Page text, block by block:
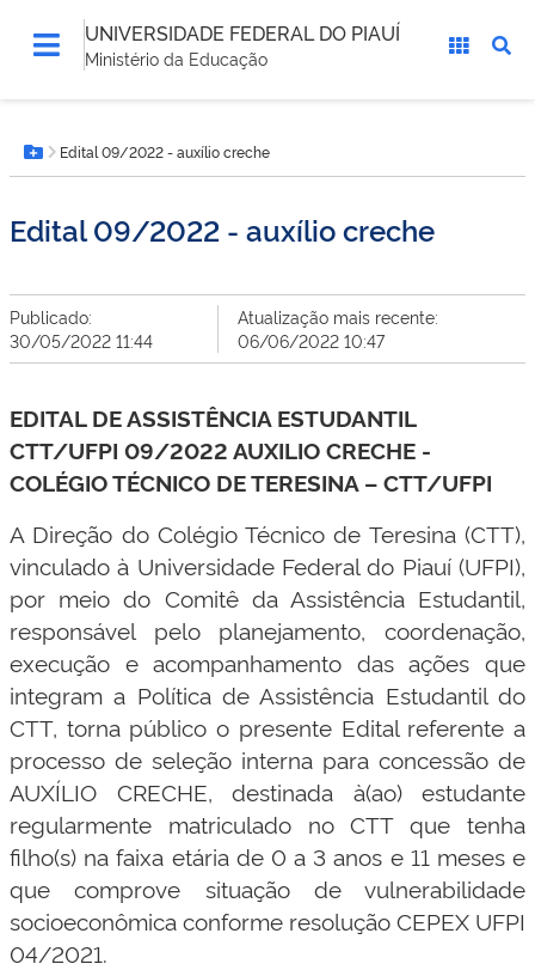
UNIVERSIDADE FEDERAL DO PIAUÍ
Ministério da Educação
está
aqui:Botão Menu
Edital 09/2022 - auxílio creche
Edital 09/2022 - auxílio creche
Publicado:
30/05/2022 11:44
Atualização mais recente:
06/06/2022 10:47
EDITAL DE ASSISTÊNCIA ESTUDANTIL
CTT/UFPI 09/2022 AUXILIO CRECHE -
COLÉGIO TÉCNICO DE TERESINA – CTT/UFPI
A Direção do Colégio Técnico de Teresina (CTT),
vinculado à Universidade Federal do Piauí (UFPI),
por meio do Comitê da Assistência Estudantil,
responsável pelo planejamento, coordenação,
execução e acompanhamento das ações que
integram a Política de Assistência Estudantil do
CTT, torna público o presente Edital referente a
processo de seleção interna para concessão de
AUXÍLIO CRECHE, destinada à(ao) estudante
regularmente matriculado no CTT que tenha
filho(s) na faixa etária de 0 a 3 anos e 11 meses e
que comprove situação de vulnerabilidade
socioeconômica conforme resolução CEPEX UFPI
04/2021.